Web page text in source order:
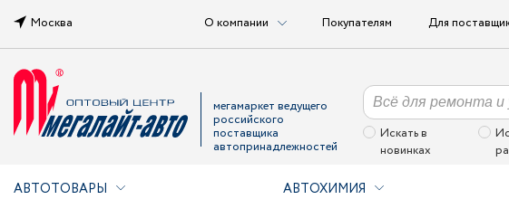
Москва О компании Покупателям Для
мегамаркет ведущего
российского
поставщика
автопринадлежностей
Искать в
новинках
АВТОТОВАРЫ АВТОХИМИЯ